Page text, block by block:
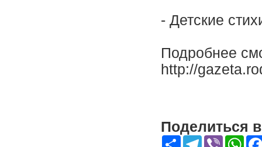
- Детские
Подробнее
http://
Поделиться
Share Telegram
Viber